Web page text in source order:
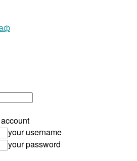
your username
your password